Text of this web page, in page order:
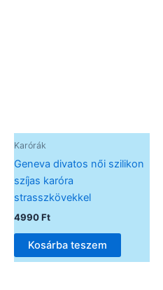
Karórák
Geneva divatos női szilikon
szíjas karóra
strasszkövekkel
4990Ft
Kosárba teszem